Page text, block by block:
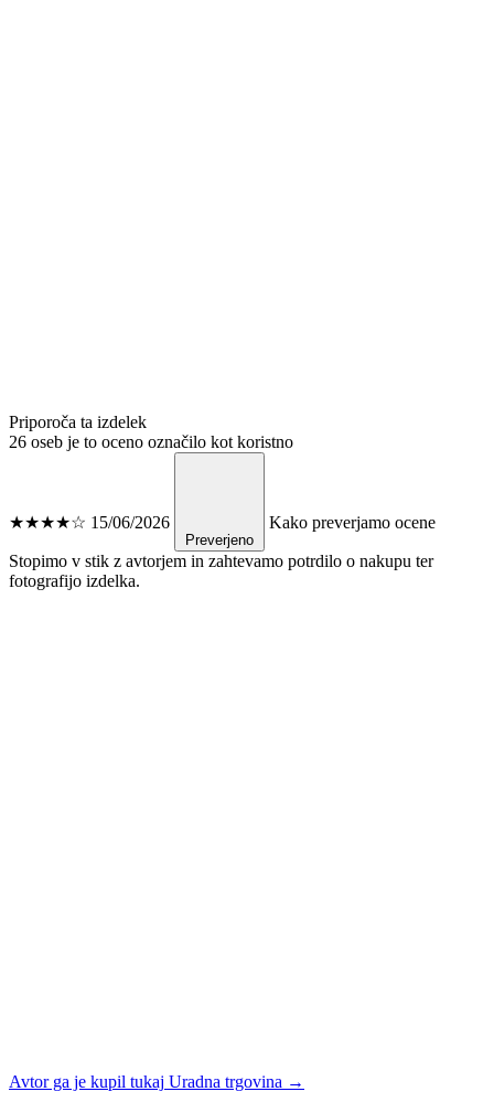
Priporoča ta izdelek
26 oseb je to oceno označilo kot koristno
★★★★☆ 15/06/2026
Preverjeno
Kako preverjamo ocene
Stopimo v stik z avtorjem in zahtevamo potrdilo o nakupu ter
fotografijo izdelka.
Avtor ga je kupil tukaj Uradna trgovina →